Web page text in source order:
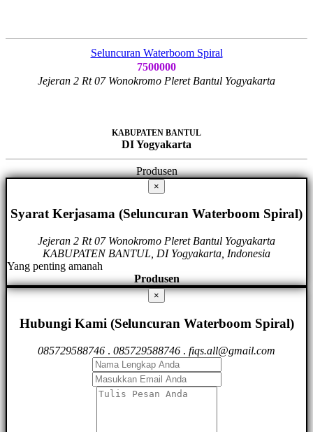
Seluncuran Waterboom Spiral
7500000
Jejeran 2 Rt 07 Wonokromo Pleret Bantul Yogyakarta
KABUPATEN BANTUL
DI Yogyakarta
Produsen
×
Syarat Kerjasama (Seluncuran Waterboom Spiral)
Jejeran 2 Rt 07 Wonokromo Pleret Bantul Yogyakarta
KABUPATEN BANTUL, DI Yogyakarta, Indonesia
Yang penting amanah
Produsen
×
Hubungi Kami (Seluncuran Waterboom Spiral)
085729588746 . 085729588746 . fiqs.all@gmail.com